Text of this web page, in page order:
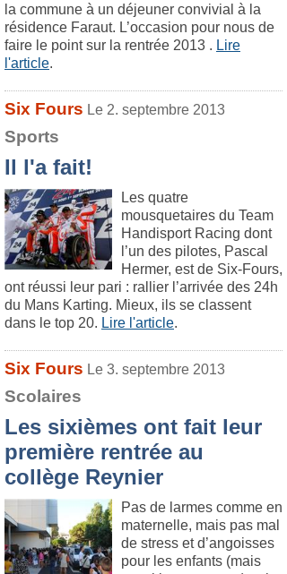
la commune à un déjeuner convivial à la
résidence Faraut. L’occasion pour nous de
faire le point sur la rentrée 2013 . Lire
l'article.
Six Fours Le 2. septembre 2013
Sports
Il l'a fait!
Les quatre
mousquetaires du Team
Handisport Racing dont
l’un des pilotes, Pascal
Hermer, est de Six-Fours,
ont réussi leur pari : rallier l’arrivée des 24h
du Mans Karting. Mieux, ils se classent
dans le top 20. Lire l'article.
Six Fours Le 3. septembre 2013
Scolaires
Les sixièmes ont fait leur
première rentrée au
collège Reynier
Pas de larmes comme en
maternelle, mais pas mal
de stress et d’angoisses
pour les enfants (mais